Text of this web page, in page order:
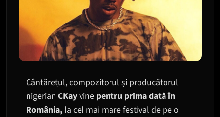
Cântărețul, compozitorul și producătorul
nigerian CKayvine pentru prima dată în
România,la cel mai mare festival de pe o